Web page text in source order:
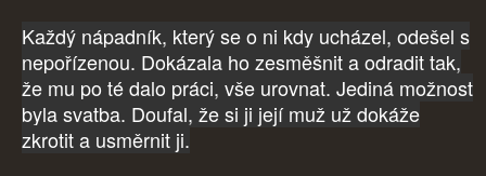
Každý nápadník, který se o ni kdy ucházel, odešel s
nepořízenou. Dokázala ho zesměšnit a odradit tak,
že mu po té dalo práci, vše urovnat. Jediná možnost
byla svatba. Doufal, že si ji její muž už dokáže
zkrotit a usměrnit ji.